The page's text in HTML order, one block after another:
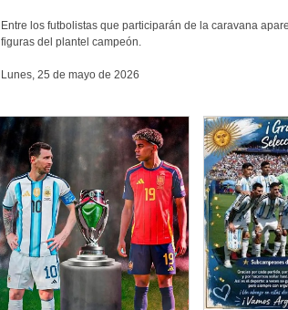
Entre los futbolistas que participarán de la caravana
figuras del plantel campeón.
Lunes, 25 de mayo de 2026